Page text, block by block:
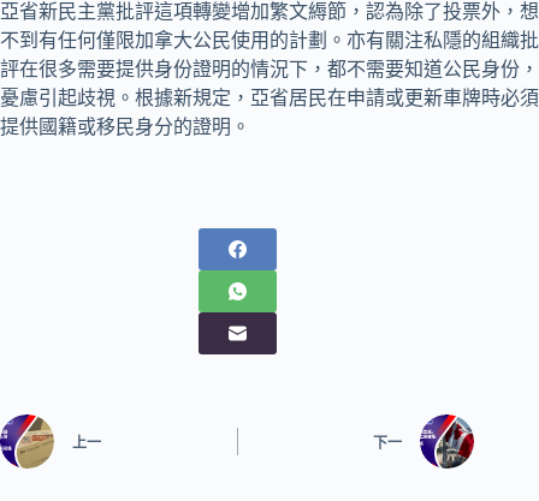
亞省新民主黨批評這項轉變增加繁文縟節，認為除了投票外，想
不到有任何僅限加拿大公民使用的計劃。亦有關注私隱的組織批
評在很多需要提供身份證明的情況下，都不需要知道公民身份，
憂慮引起歧視。根據新規定，亞省居民在申請或更新車牌時必須
提供國籍或移民身分的證明。
上一 下一